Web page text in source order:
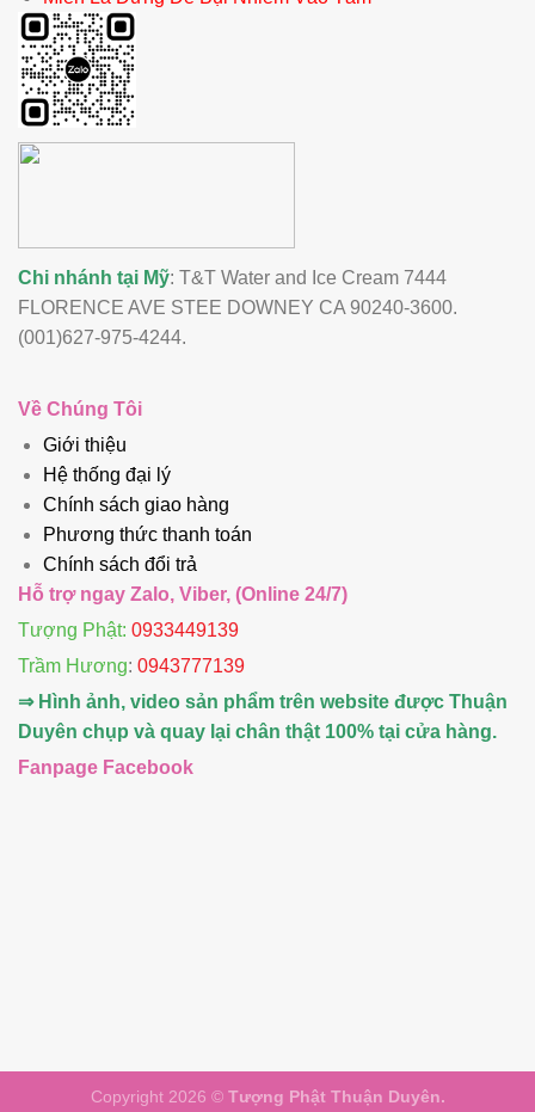
Chi nhánh tại Mỹ: T&T Water and Ice Cream 7444
FLORENCE AVE STEE DOWNEY CA 90240-3600.
(001)627-975-4244.
Về Chúng Tôi
Giới thiệu
Hệ thống đại lý
Chính sách giao hàng
Phương thức thanh toán
Chính sách đổi trả
Hỗ trợ ngay Zalo, Viber, (Online 24/7)
Tượng Phật: 0933449139
Trầm Hương: 0943777139
⇒ Hình ảnh, video sản phẩm trên website được Thuận
Duyên chụp và quay lại chân thật 100% tại cửa hàng.
Fanpage Facebook
Copyright 2026 © Tượng Phật Thuận Duyên.